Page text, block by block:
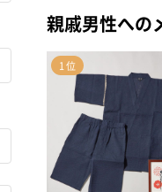
親戚男性への